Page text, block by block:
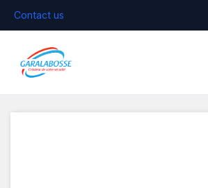
Contact us